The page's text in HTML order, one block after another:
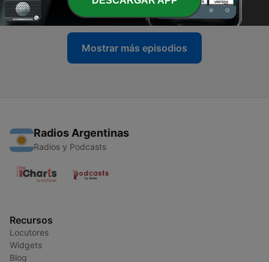
21 mayo 2020
Mostrar más episodios
Radios Argentinas
Radios y Podcasts
Recursos
Locutores
Widgets
Blog